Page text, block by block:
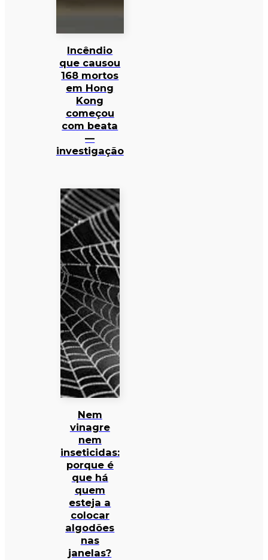
Incêndio
que causou
168 mortos
em Hong
Kong
começou
com beata
—
investigação
Nem
vinagre
nem
inseticidas:
porque é
que há
quem
esteja a
colocar
algodões
nas
janelas?